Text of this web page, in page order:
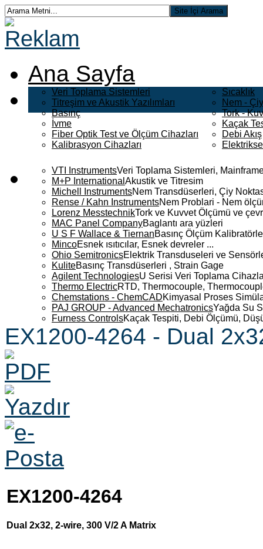
Ana Sayfa
Veri Toplama Sistemleri
Titreşim ve Akustik Yazılımları
Basınç
İvme
Fiber Optik Test ve Ölçüm Cihazları
Kalibrasyon Cihazları
Sıcaklık
Nem -
Tork -
Kaçak
Debi Akış
VTI InstrumentsVeri Toplama Sistemleri,
M+P International Akustik ve Titresim
Michell InstrumentsNem Transdüserleri, Çiy
Rense / Kahn InstrumentsNem Problari - Nem
Lorenz MesstechnikTork ve Kuvvet Ölçümü ve
MAC Panel CompanyBaglantı ara yüzleri
U S F Wallace & TiernanBasınç Ölçüm
MincoEsnek ısıtıcılar, Esnek devreler ...
Ohio SemitronicsElektrik Transduseleri ve
KuliteBasınç Transdüserleri , Strain Gage
Agilent TechnologiesU Serisi Veri Toplama
Thermo ElectricRTD, Thermocouple,
Chemstations - ChemCADKimyasal Proses
PAJ GROUP - Advanced MechatronicsYağda Su
Furness ControlsKaçak Tespiti, Debi Ölçümü,
EX1200-4264 - Dual
EX1200-4264
Dual 2x32, 2-wire, 300 V/2 A Matrix